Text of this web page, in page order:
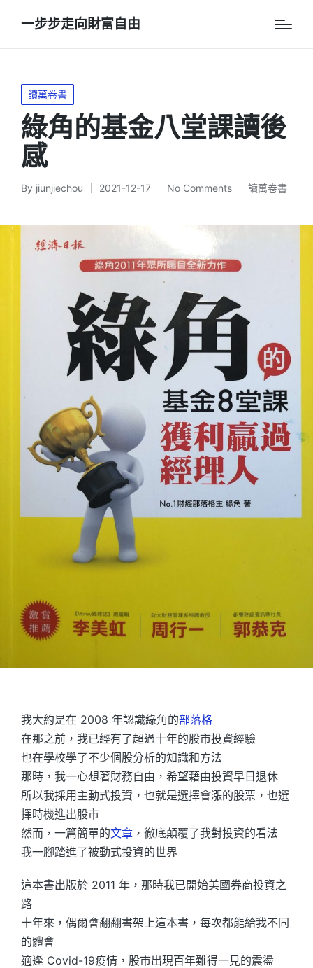
一步步走向財富自由
Posted
in
讀萬卷書
綠角的基金八堂課讀後
感
Posted
By jiunjiechou 2021-12-17 No Comments
Posted
讀萬卷書
我大約是在 2008 年認識綠角的部落格
在那之前，我已經有了超過十年的股市投資經驗
也在學校學了不少個股分析的知識和方法
那時，我一心想著財務自由，希望藉由投資早日退休
所以我採用主動式投資，也就是選擇會漲的股票，也選
擇時機進出股市
然而，一篇簡單的文章 ，徹底顛覆了我對投資的看法
我一腳踏進了被動式投資的世界
這本書出版於 2011 年，那時我已開始美國券商投資之
路
十年來，偶爾會翻翻書架上這本書，每次都能給我不同
的體會
適逢 Covid-19疫情，股市出現百年難得一見的震盪